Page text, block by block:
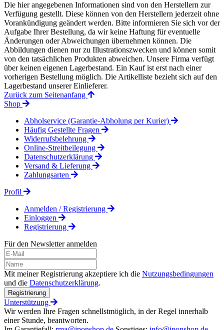
Die hier angegebenen Informationen sind von den Herstellern zur
Verfügung gestellt. Diese können von den Herstellern jederzeit ohne
Vorankündigung geändert werden. Bitte informieren Sie sich vor der
Aufgabe Ihrer Bestellung, da wir keine Haftung für eventuelle
Änderungen oder Abweichungen übernehmen können. Die
Abbildungen dienen nur zu Illustrationszwecken und können somit
von den tatsächlichen Produkten abweichen. Unsere Firma verfügt
über keinen eigenen Lagerbestand. Ein Kauf ist erst nach einer
vorherigen Bestellung möglich. Die Artikelliste bezieht sich auf den
Lagerbestand unserer Einlieferer.
Zurück zum Seitenanfang
Shop
Abholservice (Garantie-Abholung per Kurier)
Häufig Gestellte Fragen
Widerrufsbelehrung
Online-Streitbeilegung
Datenschutzerklärung
Versand & Lieferung
Zahlungsarten
Profil
Anmelden / Registrierung
Einloggen
Registrierung
Für den Newsletter anmelden
Mit meiner Registrierung akzeptiere ich die Nutzungsbedingungen
und die Datenschutzerklärung.
Registrierung
Unterstützung
Wir werden Ihre Fragen schnellstmöglich, in der Regel innerhalb
einer Stunde, beantworten.